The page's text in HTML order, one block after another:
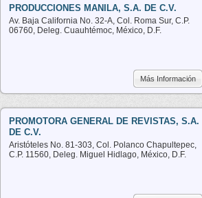
PRODUCCIONES MANILA, S.A. DE C.V.
Av. Baja California No. 32-A, Col. Roma Sur, C.P.
06760, Deleg. Cuauhtémoc, México, D.F.
Más Información
PROMOTORA GENERAL DE REVISTAS, S.A.
DE C.V.
Aristóteles No. 81-303, Col. Polanco Chapultepec,
C.P. 11560, Deleg. Miguel Hidlago, México, D.F.